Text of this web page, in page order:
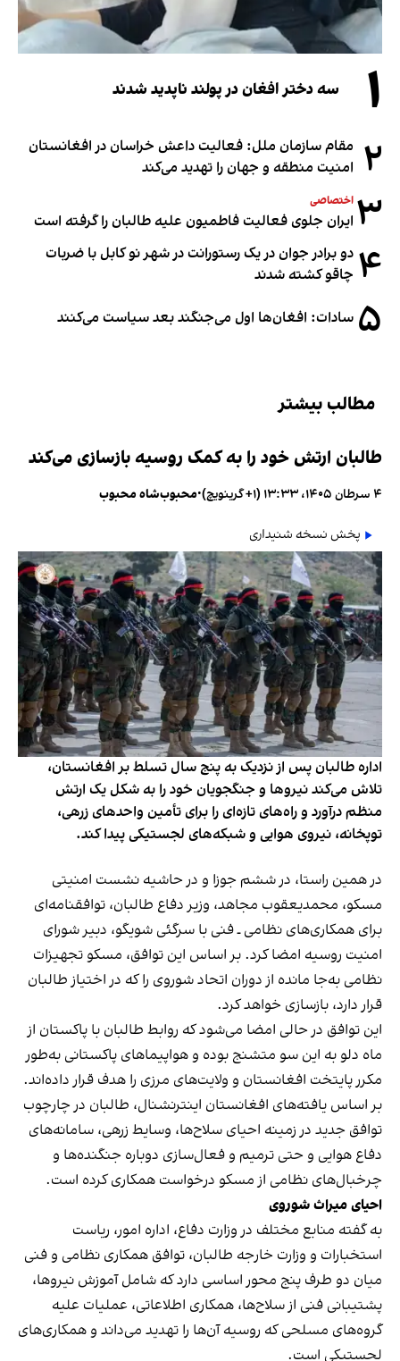
۱ سه دختر افغان در پولند ناپدید شدند
۲ مقام سازمان ملل: فعالیت داعش خراسان در افغانستان
امنیت منطقه و جهان را تهدید می‌کند
۳ اختصاصی
ایران جلوی فعالیت فاطمیون علیه طالبان را گرفته است
۴ دو برادر جوان در یک رستورانت در شهر نو کابل با ضربات
چاقو کشته شدند
۵ سادات: افغان‌ها اول می‌جنگند بعد سیاست می‌کنند
مطالب بیشتر
طالبان ارتش خود را به کمک روسیه بازسازی می‌کند
۴ سرطان ۱۴۰۵، ۱۳:۳۳ (‎+۱ گرینویچ) •محبوب‌شاه محبوب
پخش نسخه شنیداری
اداره طالبان پس از نزدیک به پنج سال تسلط بر افغانستان،
تلاش می‌کند نیروها و جنگجویان خود را به شکل یک ارتش
منظم درآورد و راه‌های تازه‌ای را برای تأمین واحدهای زرهی،
توپخانه، نیروی هوایی و شبکه‌های لجستیکی پیدا کند.
در همین راستا، در ششم جوزا و در حاشیه نشست امنیتی
مسکو، محمدیعقوب مجاهد، وزیر دفاع طالبان، توافقنامه‌ای
برای همکاری‌های نظامی ـ فنی با سرگئی شویگو، دبیر شورای
امنیت روسیه امضا کرد. بر اساس این توافق، مسکو تجهیزات
نظامی به‌جا مانده از دوران اتحاد شوروی را که در اختیاز طالبان
قرار دارد، بازسازی خواهد کرد.
این توافق در حالی امضا می‌شود که روابط طالبان با پاکستان از
ماه دلو به این سو متشنج بوده و هواپیماهای پاکستانی به‌طور
مکرر پایتخت افغانستان و ولایت‌های مرزی را هدف قرار داده‌اند.
بر اساس یافته‌های افغانستان اینترنشنال، طالبان در چارچوب
توافق جدید در زمینه احیای سلاح‌ها، وسایط زرهی، سامانه‌های
دفاع هوایی و حتی ترمیم و فعال‌سازی دوباره جنگنده‌ها و
چرخبال‌های نظامی از مسکو درخواست همکاری کرده است.
احیای میراث شوروی
به گفته منابع مختلف در وزارت دفاع، اداره امور، ریاست
استخبارات و وزارت خارجه طالبان، توافق همکاری نظامی و فنی
میان دو طرف پنج محور اساسی دارد که شامل آموزش نیروها،
پشتیبانی فنی از سلاح‌ها، همکاری اطلاعاتی، عملیات علیه
گروه‌های مسلحی که روسیه آن‌ها را تهدید می‌داند و همکاری‌های
لجستیکی است.